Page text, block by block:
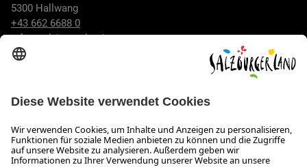
5300 Hallwang
+43 662 6688 0
info@salzburgerland.com
Wir freuen uns auf Ihre Anfrage!
Gerne stehen wir Ihnen von Montag bis Donnerstag von 08:00
bis 17:30 Uhr und am Freitag von 08:00 bis 17:00 Uhr zur